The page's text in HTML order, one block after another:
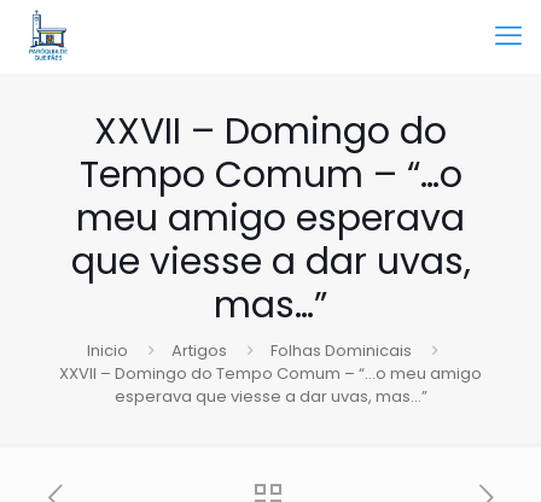
XXVII – Domingo do
Tempo Comum – “…o
meu amigo esperava
que viesse a dar uvas,
mas…”
Inicio Artigos
Folhas Dominicais
XXVII – Domingo do Tempo Comum – “…o meu amigo
esperava que viesse a dar uvas, mas…”